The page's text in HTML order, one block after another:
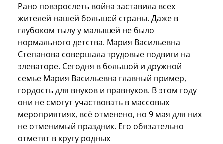
Рано повзрослеть война заставила всех
жителей нашей большой страны. Даже в
глубоком тылу у малышей не было
нормального детства. Мария Васильевна
Степанова совершала трудовые подвиги на
элеваторе. Сегодня в большой и дружной
семье Мария Васильевна главный пример,
гордость для внуков и правнуков. В этом году
они не смогут участвовать в массовых
мероприятиях, всё отменено, но 9 мая для них
не отменимый праздник. Его обязательно
отметят в кругу родных.